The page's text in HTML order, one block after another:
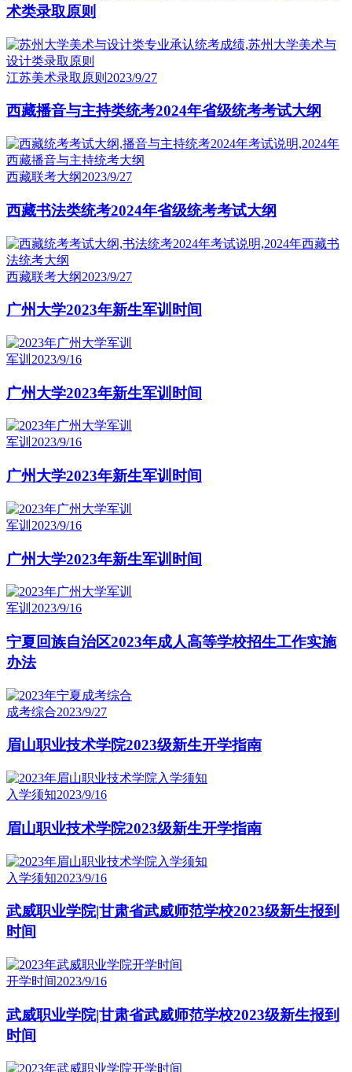
术类录取原则
江苏美术录取原则 2023/9/27
西藏播音与主持类统考2024年省级统考考试大纲
西藏联考大纲2023/9/27
西藏书法类统考2024年省级统考考试大纲
西藏联考大纲2023/9/27
广州大学2023年新生军训时间
军训 2023/9/16
广州大学2023年新生军训时间
军训 2023/9/16
广州大学2023年新生军训时间
军训 2023/9/16
广州大学2023年新生军训时间
军训 2023/9/16
宁夏回族自治区2023年成人高等学校招生工作实施
办法
成考综合2023/9/27
眉山职业技术学院2023级新生开学指南
入学须知2023/9/16
眉山职业技术学院2023级新生开学指南
入学须知2023/9/16
武威职业学院|甘肃省武威师范学校2023级新生报到
时间
开学时间2023/9/16
武威职业学院|甘肃省武威师范学校2023级新生报到
时间